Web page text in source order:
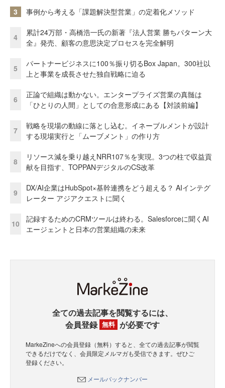
3 事例から考える「課題解決型営業」の定着化メソッド
4
累計24万部・高橋浩一氏の新著『法人営業 勝ちパターン大
全』発売、顧客の意思決定プロセスを完全解明
5
パートナービジネスに100％振り切るBox Japan。300社以
上と事業を成長させた独自戦略に迫る
6
正論で組織は動かない。エンタープライズ営業の真髄は
「ひとりの人間」としての合意形成にある【対談前編】
7
戦略を現場の動線に落とし込む。イネーブルメントが設計
する現場実行と「ムーブメント」の作り方
8
リソース減を乗り越えNRR107％を実現。3つの柱で収益貢
献を目指す、TOPPANデジタルのCS改革
9
DX/AI企業はHubSpot×基幹連携をどう超える？ AIインテグ
レーター アジアクエストに聞く
10
記録するためのCRMツールは終わる。Salesforceに聞くAI
エージェントと日本の営業組織の未来
全ての過去記事を閲覧するには、
会員登録 無料 が必要です
MarkeZineへの会員登録（無料）すると、全ての過去記事が閲覧
できるだけでなく、会員限定メルマガも受信できます。ぜひご
登録ください。
メールバックナンバー